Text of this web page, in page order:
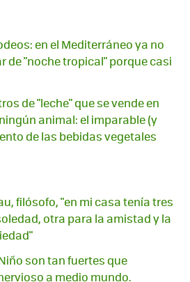
en el Mediterráneo ya no
de "noche tropical" porque casi
de "leche" que se vende en
animal: el imparable (y
de las bebidas vegetales
filósofo, "en mi casa tenía tres
otra para la amistad y la
son tan fuertes que
a medio mundo.